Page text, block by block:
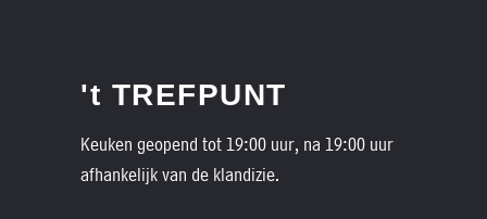
't TREFPUNT
Keuken geopend tot 19:00 uur, na 19:00 uur
afhankelijk van de klandizie.